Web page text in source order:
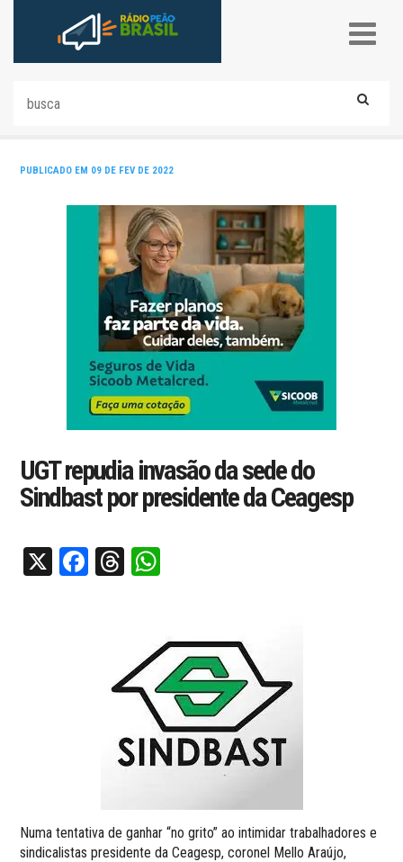
PUBLICADO EM 09 DE FEV DE 2022
UGT repudia invasão da sede do
Sindbast por presidente da Ceagesp
X Facebook
Threads
Numa tentativa de ganhar “no grito” ao intimidar trabalhadores e
sindicalistas presidente da Ceagesp, coronel Mello Araújo,